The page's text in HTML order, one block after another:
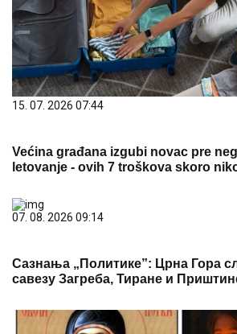
15. 07. 2026 07:44
Većina građana izgubi novac pre
letovanje - ovih 7 troškova skoro
07. 08. 2026 09:14
Сазнања „Политике”: Црна Гора
савезу Загреба, Тиране и